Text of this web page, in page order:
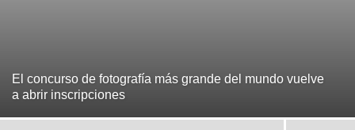
El concurso de fotografía más grande del mundo vuelve
a abrir inscripciones